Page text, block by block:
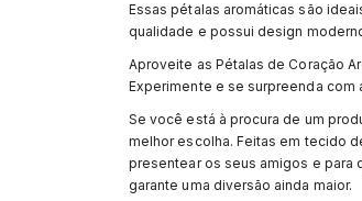
Essas pétalas aromáticas são
qualidade e possui design
Aproveite as Pétalas de Coração
Experimente e se surpreenda
Se você está à procura de um
melhor escolha. Feitas em tecido
presentear os seus amigos e para
garante uma diversão ainda maior.